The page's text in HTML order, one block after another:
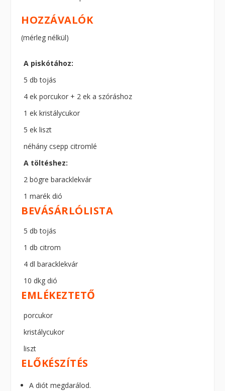
HOZZÁVALÓK
(mérleg nélkül)
A piskótához:
5 db tojás
4 ek porcukor + 2 ek a szóráshoz
1 ek kristálycukor
5 ek liszt
néhány csepp citromlé
A töltéshez:
2 bögre baracklekvár
1 marék dió
BEVÁSÁRLÓLISTA
5 db tojás
1 db citrom
4 dl baracklekvár
10 dkg dió
EMLÉKEZTETŐ
porcukor
kristálycukor
liszt
ELŐKÉSZÍTÉS
A diót megdarálod.